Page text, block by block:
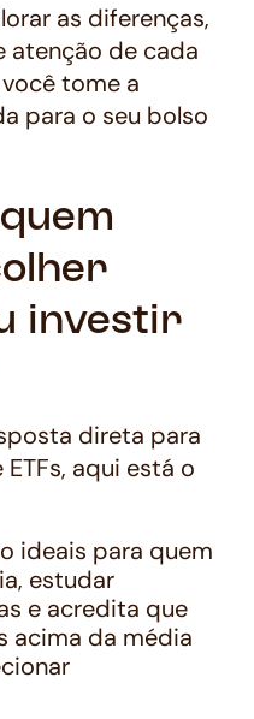
as diferenças,
atenção de cada
tome a
para o seu bolso
investir
direta para
aqui está o
ideais para quem
estudar
e acredita que
acima da média